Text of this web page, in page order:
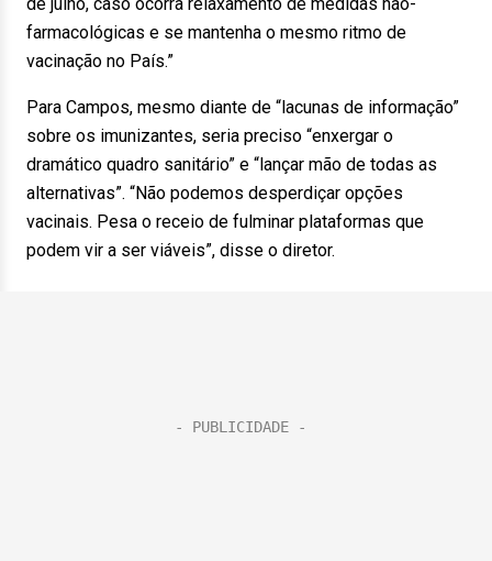
farmacológicas e se mantenha o mesmo ritmo de
vacinação no País.”
Para Campos, mesmo diante de “lacunas de informação”
sobre os imunizantes, seria preciso “enxergar o
dramático quadro sanitário” e “lançar mão de todas as
alternativas”. “Não podemos desperdiçar opções
vacinais. Pesa o receio de fulminar plataformas que
podem vir a ser viáveis”, disse o diretor.